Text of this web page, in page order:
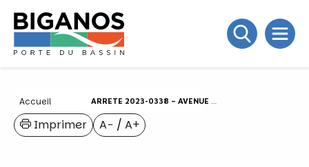
Accueil ARRETE 2023-0338 – AVENUE DE LA COTE D ARGENT
A− / A+
Imprimer